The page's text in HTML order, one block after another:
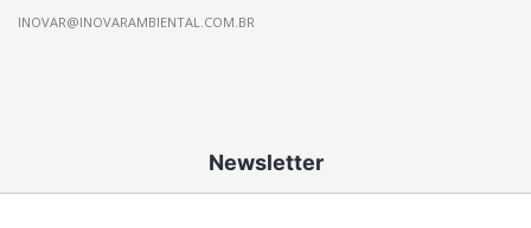
INOVAR@INOVARAMBIENTAL.COM.BR
Newsletter